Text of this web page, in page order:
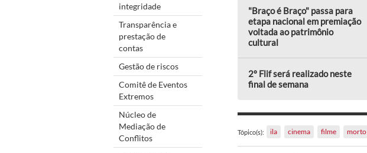
integridade
Transparência e
prestação de
contas
Gestão de riscos
Comitê de Eventos
Extremos
Núcleo de
Mediação de
Conflitos
"Braço é Braço" passa para
etapa nacional em premiação
voltada ao patrimônio
cultural
2º Flif será realizado neste
final de semana
Tópico(s): ila cinema filme morto